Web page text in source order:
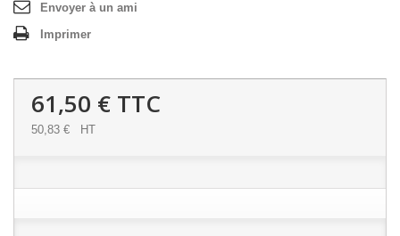
Envoyer à un ami
Imprimer
61,50 € TTC
50,83 € HT